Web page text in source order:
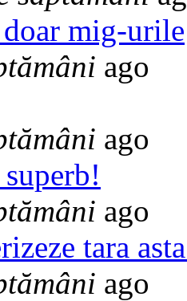
mig-urile
ago
ago
ago
tara
ago